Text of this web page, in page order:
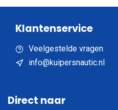
Klantenservice
Veelgestelde vragen
info@kuipersnautic.nl
Direct naar